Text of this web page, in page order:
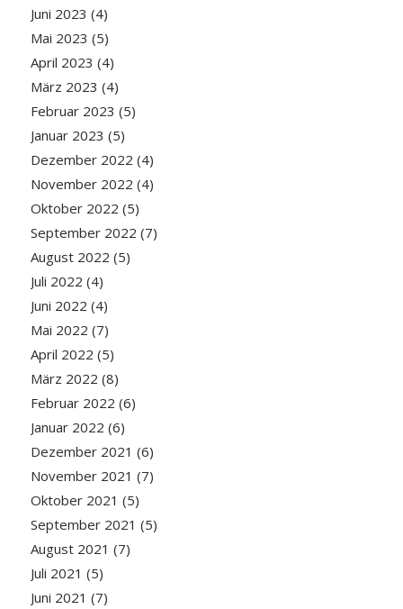
Juni 2023 (4)
Mai 2023 (5)
April 2023 (4)
März 2023 (4)
Februar 2023 (5)
Januar 2023 (5)
Dezember 2022 (4)
November 2022 (4)
Oktober 2022 (5)
September 2022 (7)
August 2022 (5)
Juli 2022 (4)
Juni 2022 (4)
Mai 2022 (7)
April 2022 (5)
März 2022 (8)
Februar 2022 (6)
Januar 2022 (6)
Dezember 2021 (6)
November 2021 (7)
Oktober 2021 (5)
September 2021 (5)
August 2021 (7)
Juli 2021 (5)
Juni 2021 (7)